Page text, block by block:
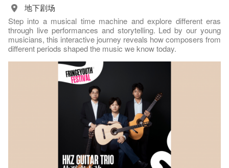
地下剧场
Step into a musical time machine and explore different eras
through live performances and storytelling. Led by our young
musicians, this interactive journey reveals how composers from
different periods shaped the music we know today.